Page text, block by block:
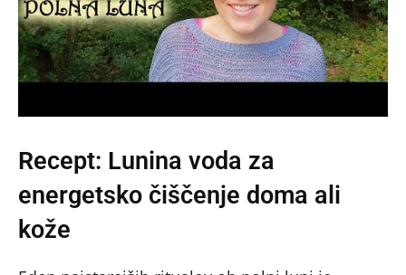
Recept: Lunina voda za
energetsko čiščenje doma ali
kože